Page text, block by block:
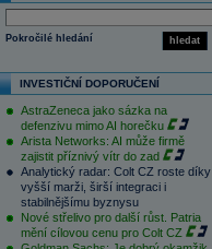
hledat
Pokročilé hledání
INVESTIČNÍ DOPORUČENÍ
AstraZeneca jako sázka na
defenzivu mimo AI horečku
Arista Networks: AI může firmě
zajistit příznivý vítr do zad
Analytický radar: Colt CZ roste díky
vyšší marži, širší integraci i
stabilnějšímu byznysu
Nové střelivo pro další růst. Patria
mění cílovou cenu pro Colt CZ